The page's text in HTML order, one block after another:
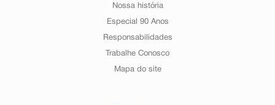
Nossa história
Especial 90 Anos
Responsabilidades
Trabalhe Conosco
Mapa do site